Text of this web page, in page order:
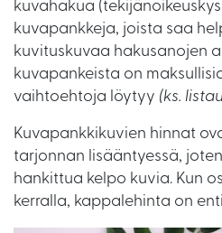
kuvahakua
kuvapankkeja, joista saa
kuvituskuvaa hakusanojen
kuvapankeista on
vaihtoehtoja löytyy (ks.
Kuvapankkikuvien hinnat
tarjonnan lisääntyessä,
hankittua kelpo kuvia. Kun
kerralla, kappalehinta on